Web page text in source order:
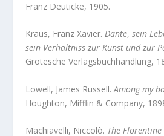
Franz Deuticke, 1905.
Kraus, Franz Xavier.Dante,sein
sein Verhältniss zur Kunst und zur
Grotesche Verlagsbuchhandlung,
Lowell, James Russell.Among my
Houghton, Mifflin & Company,
Machiavelli, Niccolò. The